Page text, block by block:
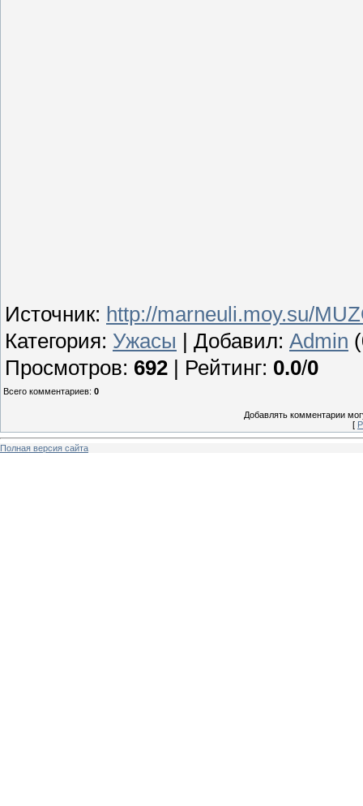
Источник: http://marneuli.moy.su/
Категория: Ужасы Добавил: Admin
Просмотров: 692 Рейтинг: 0.0/0
Всего комментариев: 0
Добавлять комментарии
[
Полная версия сайта